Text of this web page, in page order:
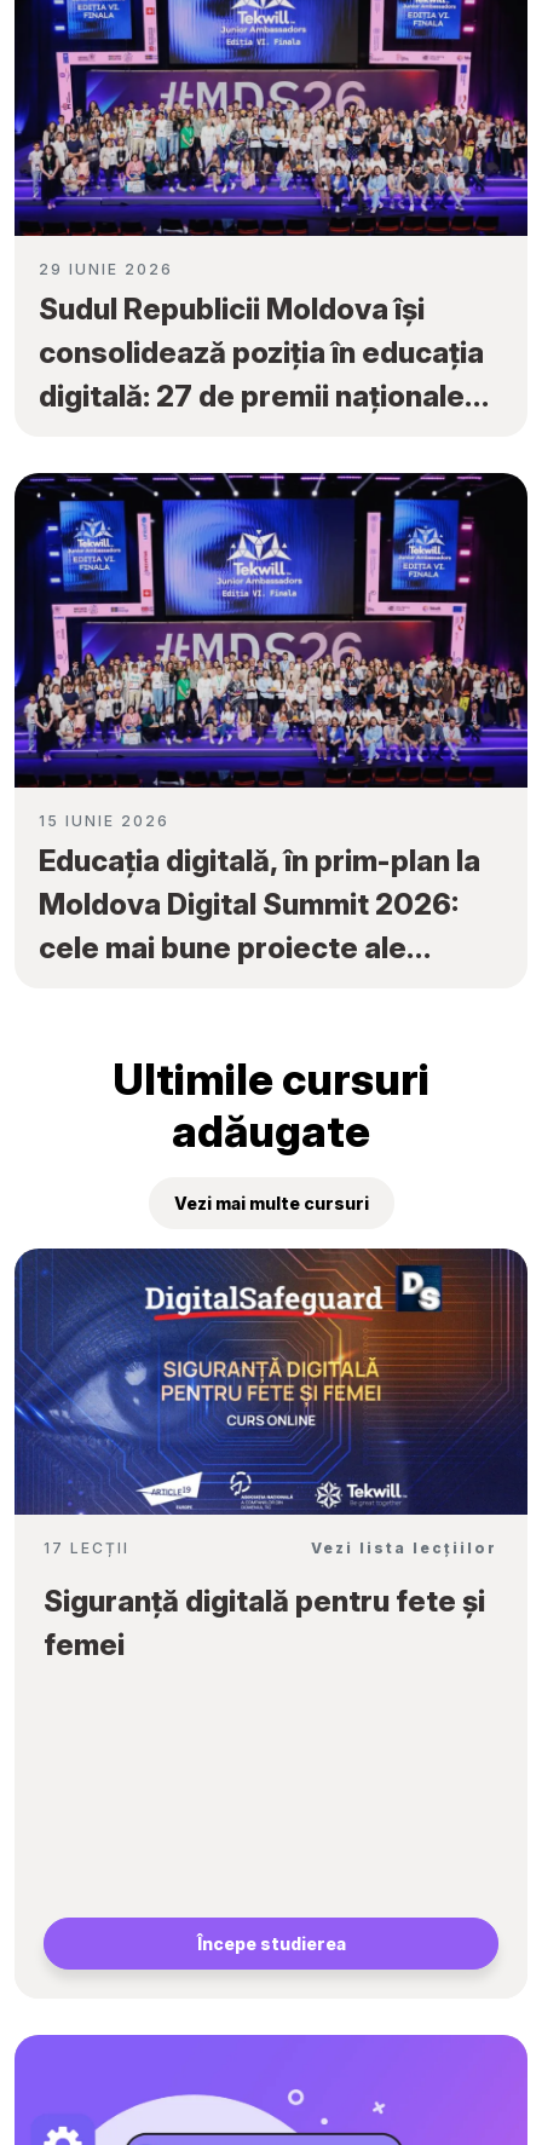
29 IUNIE 2026
Sudul Republicii Moldova își
consolidează poziția în educația
digitală: 27 de premii naționale
Ambassadors”
15 IUNIE 2026
Educația digitală, în prim-plan la
Moldova Digital Summit 2026:
cele mai bune proiecte ale
Ultimile cursuri
adăugate
Vezi mai multe cursuri
17 LECȚII Vezi lista lecțiilor
Siguranță digitală pentru fete și
femei
Începe studierea